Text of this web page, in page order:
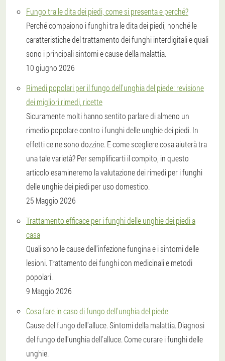
Fungo tra le dita dei piedi, come si presenta e perché?
Perché compaiono i funghi tra le dita dei piedi, nonché le
caratteristiche del trattamento dei funghi interdigitali e quali
sono i principali sintomi e cause della malattia.
10 giugno 2026
Rimedi popolari per il fungo dell'unghia del piede: revisione
dei migliori rimedi, ricette
Sicuramente molti hanno sentito parlare di almeno un
rimedio popolare contro i funghi delle unghie dei piedi. In
effetti ce ne sono dozzine. E come scegliere cosa aiuterà tra
una tale varietà? Per semplificarti il ​​compito, in questo
articolo esamineremo la valutazione dei rimedi per i funghi
delle unghie dei piedi per uso domestico.
25 Maggio 2026
Trattamento efficace per i funghi delle unghie dei piedi a
casa
Quali sono le cause dell'infezione fungina e i sintomi delle
lesioni. Trattamento dei funghi con medicinali e metodi
popolari.
9 Maggio 2026
Cosa fare in caso di fungo dell'unghia del piede
Cause del fungo dell'alluce. Sintomi della malattia. Diagnosi
del fungo dell'unghia dell'alluce. Come curare i funghi delle
unghie.